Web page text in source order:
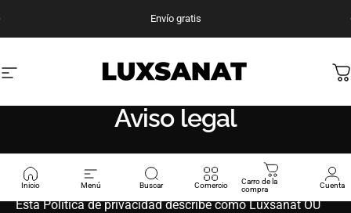
Envío gratis
Navegación del sitioLuxanat
Inicio Menú Buscar Comercio
Carro de la
compra
Cuenta
Aviso legal
Política de privacidad – Luxsanat
Última actualización: 6 de junio de 2025
Esta Política de privacidad describe cómo Luxsanat OÜ